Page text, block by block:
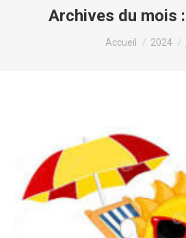
Archives du mois :
Vous êtes ici :
Accueil 2024